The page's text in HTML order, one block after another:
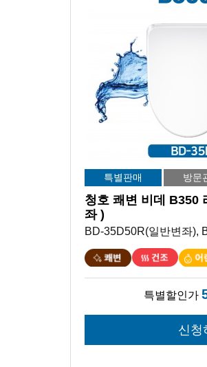
특별판매 방문
청호 쾌변 비데 B350
좌 )
BD-35D50R(일반변좌),
특별할인가